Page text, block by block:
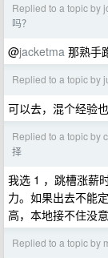
Replied to a topic by
吗？
@jacketma 那熟手
Replied to a topic by
可以去，混个经验
Replied to a topic by
择
我选 1 ，跳槽涨薪
力。如果出去不能
高，本地接不住没
Replied to a topic by